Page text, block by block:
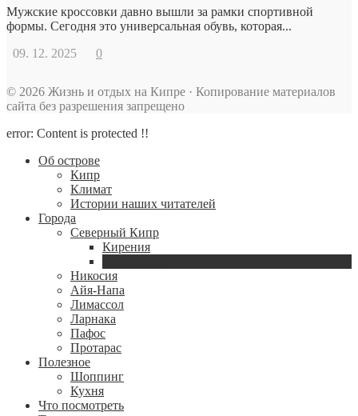
Мужские кроссовки давно вышли за рамки спортивной
формы. Сегодня это универсальная обувь, которая...
09. 12. 2025
0
© 2026 Жизнь и отдых на Кипре · Копирование материалов
сайта без разрешения запрещено
error: Content is protected !!
Об острове
Кипр
Климат
Истории наших читателей
Города
Северный Кипр
Кирения
Никосия
Айя-Напа
Лимассол
Ларнака
Пафос
Протарас
Полезное
Шоппинг
Кухня
Что посмотреть